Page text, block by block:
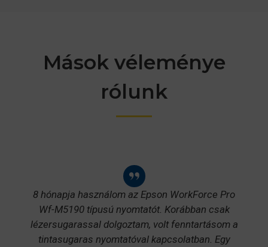
Mások véleménye
rólunk
8 hónapja használom az Epson WorkForce Pro
Wf-M5190 típusú nyomtatót. Korábban csak
lézersugarassal dolgoztam, volt fenntartásom a
tintasugaras nyomtatóval kapcsolatban. Egy